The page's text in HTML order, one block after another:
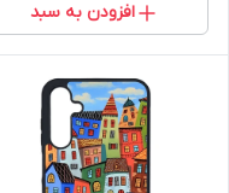
افزودن به سبد